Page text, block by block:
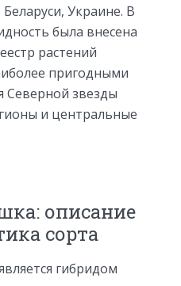
Украине. В
была внесена
растений
пригодными
Северной звезды
и центральные
описание
сорта
гибридом